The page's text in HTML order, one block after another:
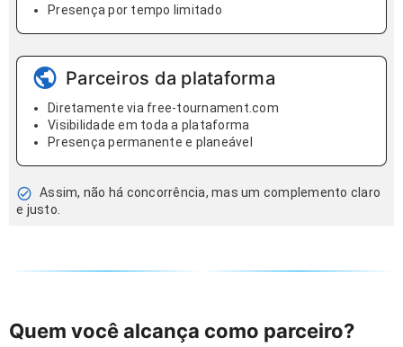
Presença por tempo limitado
Parceiros da plataforma
Diretamente via free-tournament.com
Visibilidade em toda a plataforma
Presença permanente e planeável
Assim, não há concorrência, mas um complemento claro
e justo.
Quem você alcança como parceiro?